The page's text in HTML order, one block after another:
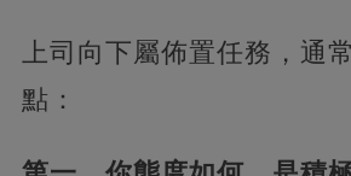
上司向下屬佈置任務，通
點：